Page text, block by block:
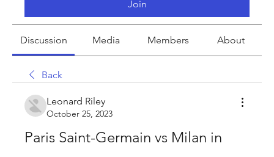
Join
Discussion Media Members About
Back
Leonard Riley
October 25, 2023
Paris Saint-Germain vs Milan in